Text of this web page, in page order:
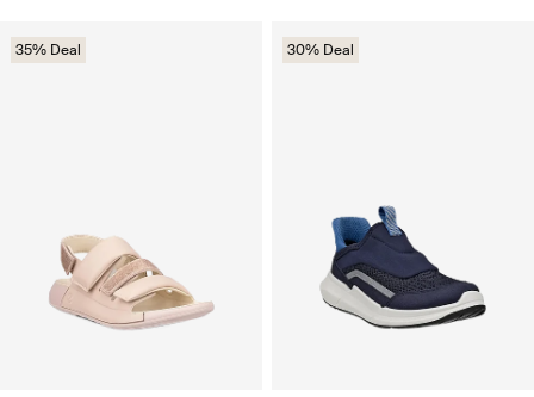
35% Deal 30% Deal